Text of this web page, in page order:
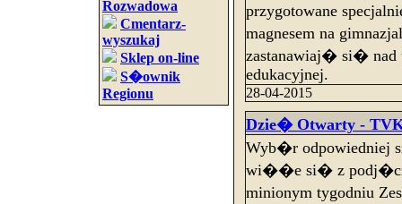
Rozwadowa
Cmentarz-
wyszukaj
Sklep on-line
S�ownik
Regionu
przygotowane
magnesem na
zastanawiaj� si�
edukacyjnej.
28-04-2015
Dzie� Otwarty -
Wyb�r odpowiedniej
wi��e si� z
minionym tygodniu